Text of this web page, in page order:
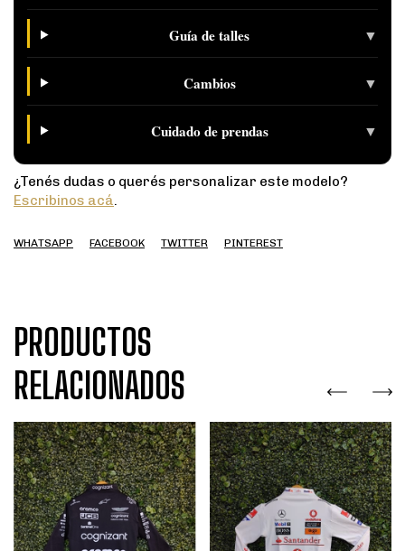
Guía de talles ▼
Cambios ▼
Cuidado de prendas ▼
¿Tenés dudas o querés personalizar este modelo?
Escribinos acá.
WHATSAPP FACEBOOK TWITTER PINTEREST
PRODUCTOS
RELACIONADOS